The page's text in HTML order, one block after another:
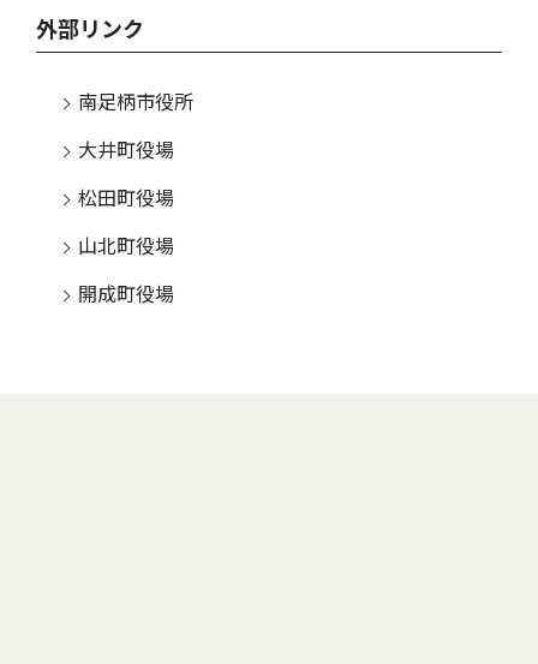
外部リンク
南足柄市役所
大井町役場
松田町役場
山北町役場
開成町役場